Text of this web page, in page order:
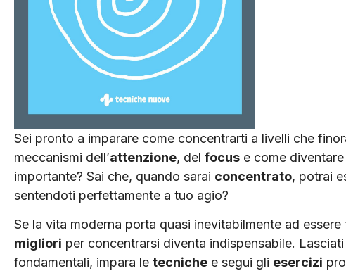
Sei pronto a imparare come concentrarti a livelli che
meccanismi dell’attenzione, del focus e come
importante? Sai che, quando sarai concentrato, potrai
sentendoti perfettamente a tuo agio?
Se la vita moderna porta quasi inevitabilmente ad
migliori per concentrarsi diventa indispensabile.
fondamentali, impara le tecniche e segui gli esercizi